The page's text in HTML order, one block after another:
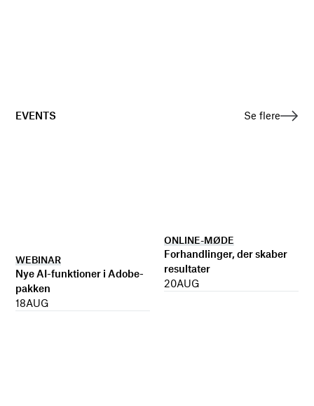
EVENTS Se flere
WEBINAR
Nye AI-funktioner i Adobe-
pakken
18AUG
ONLINE-MØDE
Forhandlinger, der skaber
resultater
20AUG